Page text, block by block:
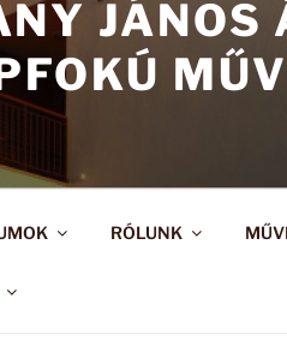
JÁNOS
RÓLUNK